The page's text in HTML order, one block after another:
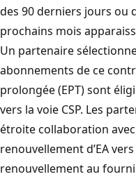
des 90 derniers jours ou
prochains mois
Un partenaire
abonnements de ce
prolongée (EPT) sont
vers la voie CSP. Les
étroite collaboration
renouvellement d’EA
renouvellement au